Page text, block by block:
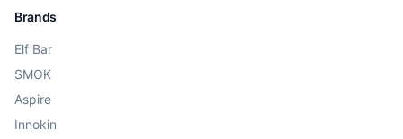
Brands
Elf Bar
SMOK
Aspire
Innokin